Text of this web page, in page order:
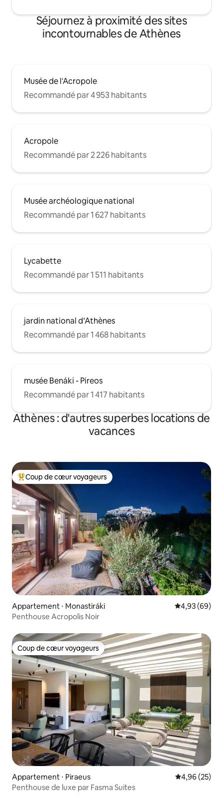
Séjournez à proximité des sites
incontournables de Athènes
Musée de l'Acropole
Recommandé par 4 953 habitants
Acropole
Recommandé par 2 226 habitants
Musée archéologique national
Recommandé par 1 627 habitants
Lycabette
Recommandé par 1 511 habitants
jardin national d’Athènes
Recommandé par 1 468 habitants
musée Benáki - Pireos
Recommandé par 1 417 habitants
Athènes : d'autres superbes locations de
vacances
Coups de cœur voyageurs les plus appréciés
Coup de cœur voyageurs
Appartement ⋅ Monastiráki Évaluation
4,93 (69)
Penthouse Acropolis Noir
Coup de cœur voyageurs
Coup de cœur voyageurs
Appartement ⋅ Piraeus Évaluation
4,96 (25)
Penthouse de luxe par Fasma Suites